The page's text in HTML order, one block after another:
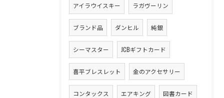
アイラウイスキー ラガヴーリン
ブランド品 ダンヒル 純銀
シーマスター JCBギフトカード
喜平ブレスレット 金のアクセサリー
コンタックス エアキング 図書カード